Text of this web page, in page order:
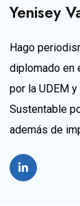
Yenisey
Hago
diplomado en
por la UDEM
Sustentable
además de